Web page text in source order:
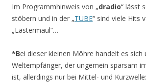
Im Programmhinweis von „dradio“ lässt
stöbern und in der „TUBE“ sind viele Hits
„Lästermaul“…
*Bei dieser kleinen Möhre handelt es sich
Weltempfänger, der ungemein sparsam
ist, allerdings nur bei Mittel- und